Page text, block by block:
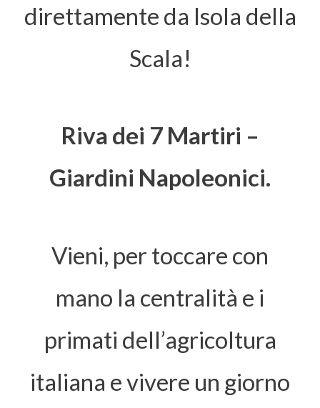
direttamente da Isola della
Scala!
Riva dei 7 Martiri –
Giardini Napoleonici.
Vieni, per toccare con
mano la centralità e i
primati dell’agricoltura
italiana e vivere un giorno